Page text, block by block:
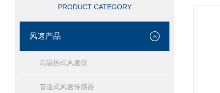
PRODUCT CATEGORY
风速产品
高温热式风速仪
管道式风速传感器